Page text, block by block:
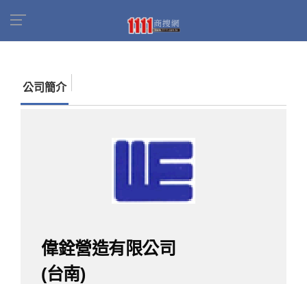
南)
公司簡介
偉銓營造有限公司
(台南)